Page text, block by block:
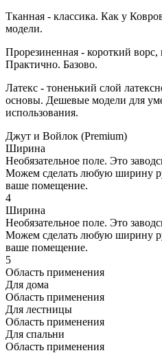
Тканная - классика. Как у
модели.
Прорезиненная - короткий ворс,
Практично. Базово.
Латекс - тоненький слой
основы. Дешевые модели для
использования.
Джут и Войлок (Premium)
Ширина
Необязательное поле. Это
Можем сделать любую ширину
ваше помещение.
4
Ширина
Необязательное поле. Это
Можем сделать любую ширину
ваше помещение.
5
Область применения
Для дома
Область применения
Для лестницы
Область применения
Для спальни
Область применения